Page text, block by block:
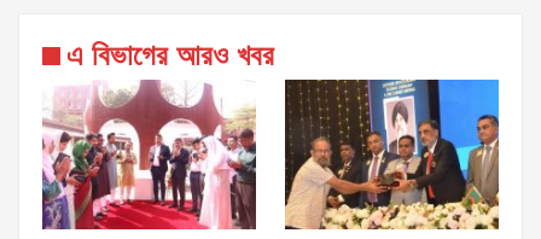
এ বিভাগের আরও খবর